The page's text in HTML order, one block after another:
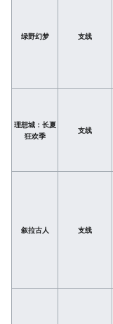
绿野幻梦 支线
理想城：长夏
狂欢季
支线
叙拉古人 支线